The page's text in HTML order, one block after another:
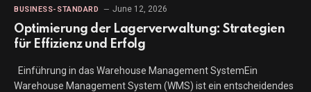
BUSINESS-STANDARD June 12, 2026
Optimierung der Lagerverwaltung: Strategien
für Effizienz und Erfolg
Einführung in das Warehouse Management SystemEin
Warehouse Management System (WMS) ist ein entscheidendes